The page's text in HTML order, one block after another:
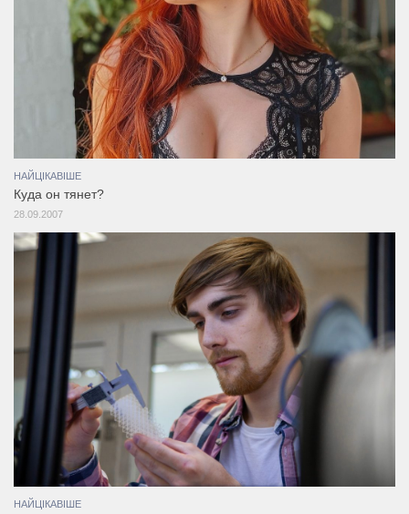
НАЙЦІКАВІШЕ
Куда он тянет?
28.09.2007
НАЙЦІКАВІШЕ